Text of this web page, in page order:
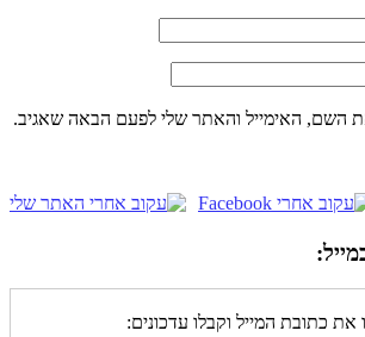
השם, האימייל והאתר שלי לפעם הבאה שאגיב.
את כתובת המייל וקבלו עדכונים: